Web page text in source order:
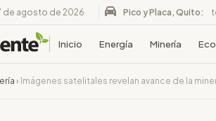
de agosto de 2026 Pico y Placa, Quito:
Inicio Energía Minería
› Imágenes satelitales revelan avance de la